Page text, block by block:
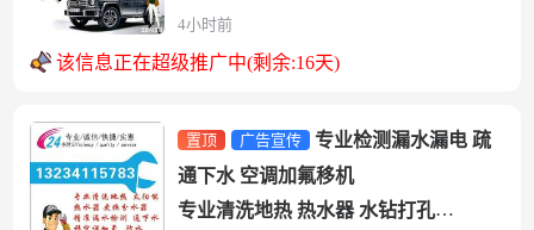
加氟 移机 水钻打孔
[咖...
4小时前
该信息正在超级推广中(剩余:16天)
置顶 广告宣传
专业检测漏水漏电 疏
通下水 空调加氟移机
专业清洗地热 热水器 水钻打孔